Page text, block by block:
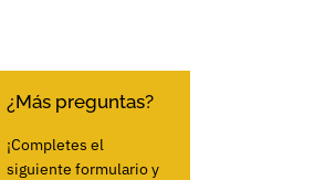
¿Más preguntas?
¡Completes el
siguiente formulario y